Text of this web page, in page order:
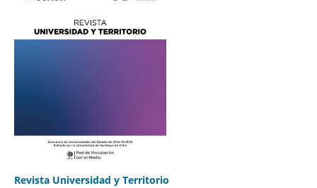
Revista Universidad y Territorio